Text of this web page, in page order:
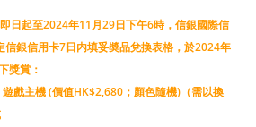
即日起至2024年11月29日下午6時，信銀國際信
信銀信用卡7日内填妥奬品兌換表格，於2024年
獎賞：
戲主機 (價值HK$2,680；顏色隨機)（需以換